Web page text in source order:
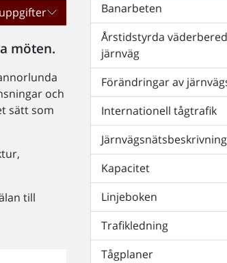
möten.
och
sätt som
till
Banarbeten
Årstidstyrda
järnväg
Förändringar av
Internationell tågtrafik
Kapacitet
Linjeboken
Trafikledning
Tågplaner